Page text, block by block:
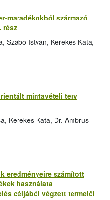
maradékokból származó
rész
Szabó István, Kerekes Kata,
mintavételi terv
Kerekes Kata, Dr. Ambrus
eredményeire számított
használata
céljából végzett termelői